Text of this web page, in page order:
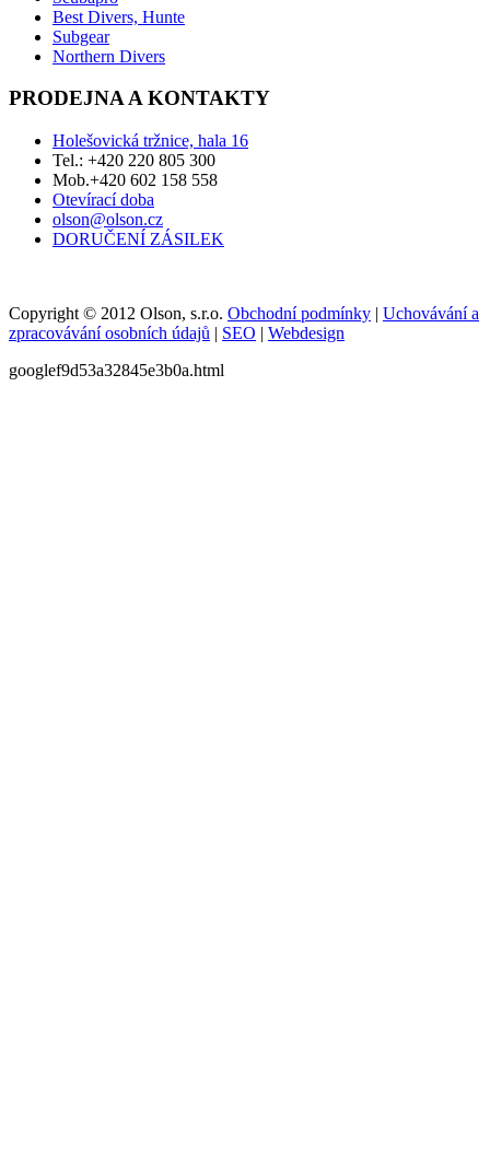
Best Divers, Hunte
Subgear
Northern Divers
PRODEJNA A KONTAKTY
Holešovická tržnice, hala 16
Tel.: +420 220 805 300
Mob.+420 602 158 558
Otevírací doba
olson@olson.cz
DORUČENÍ ZÁSILEK
Copyright © 2012 Olson, s.r.o. Obchodní podmínky | Uchovávání a
zpracovávání osobních údajů | SEO | Webdesign
googlef9d53a32845e3b0a.html